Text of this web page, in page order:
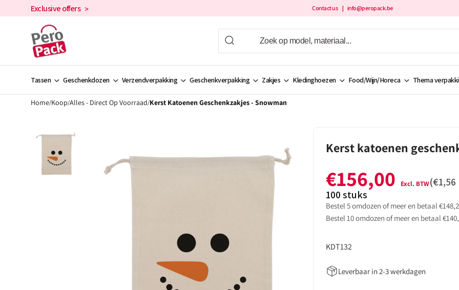
doorgaan
inhoud
Exclusive offers > Contact us | info@peropack.be
Tassen Geschenkdozen Verzendverpakking Geschenkverpakking Zakjes Kledinghoezen Food/Wijn/Horeca Thema
Home/Koop/Alles - Direct Op Voorraad/Kerst Katoenen Geschenkzakjes - Snowman
Kerst katoenen
Normale
prijs
€156,00 (€1,56
100stuks
Bestel 5 omdozen of meer en betaal
Bestel 10 omdozen of meer en betaal
:KDT132
Leverbaar in 2-3 werkdagen